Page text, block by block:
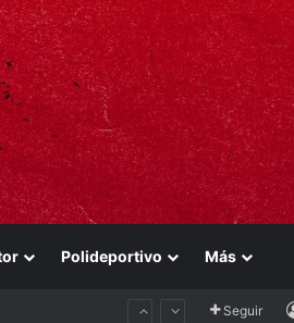
Polideportivo Más
Seguir